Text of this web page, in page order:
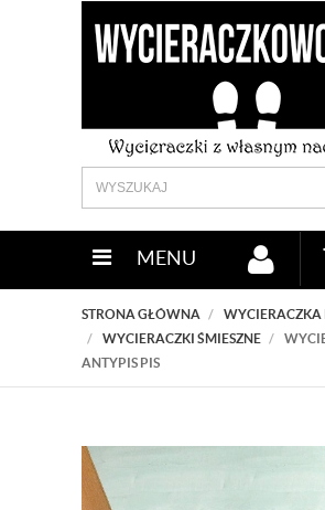
MENU
STRONA GŁÓWNA
WYCIERACZKA
WYCIERACZKI ŚMIESZNE
ANTYPIS PIS